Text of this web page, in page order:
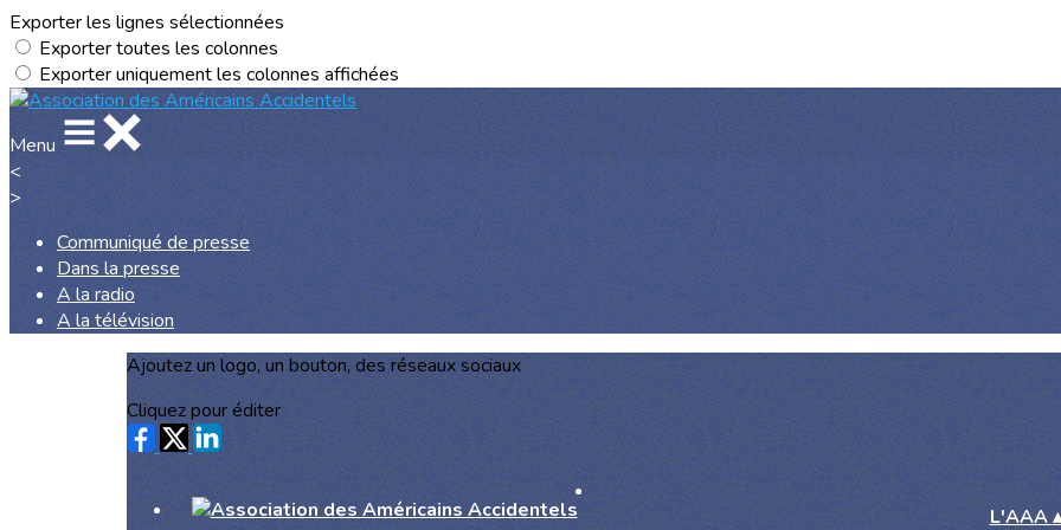
Exporter les lignes sélectionnées
Exporter toutes les colonnes
Exporter uniquement les colonnes affichées
Menu
<
>
Communiqué de presse
Dans la presse
A la radio
A la télévision
Ajoutez un logo, un bouton, des réseaux sociaux
Cliquez pour éditer
L'AAA▴